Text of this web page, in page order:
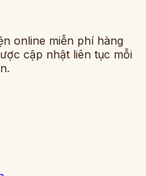
online miễn phí hàng
cập nhật liên tục mỗi